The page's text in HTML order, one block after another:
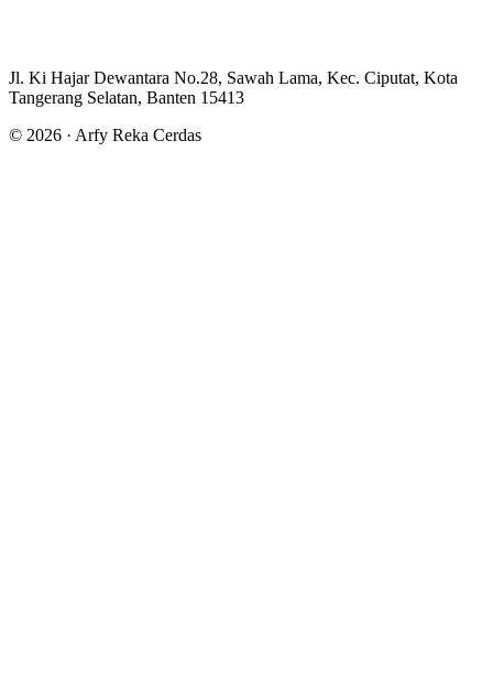
Jl. Ki Hajar Dewantara No.28, Sawah Lama, Kec. Ciputat, Kota
Tangerang Selatan, Banten 15413
© 2026 · Arfy Reka Cerdas